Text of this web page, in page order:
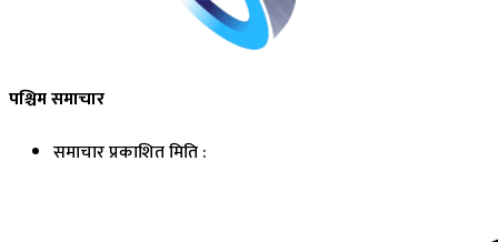
पश्चिम समाचार
समाचार प्रकाशित मिति :